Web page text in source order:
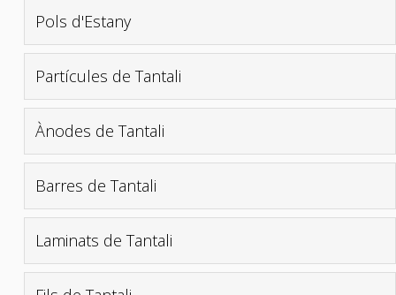
Pols d'Estany
Partícules de Tantali
Ànodes de Tantali
Barres de Tantali
Laminats de Tantali